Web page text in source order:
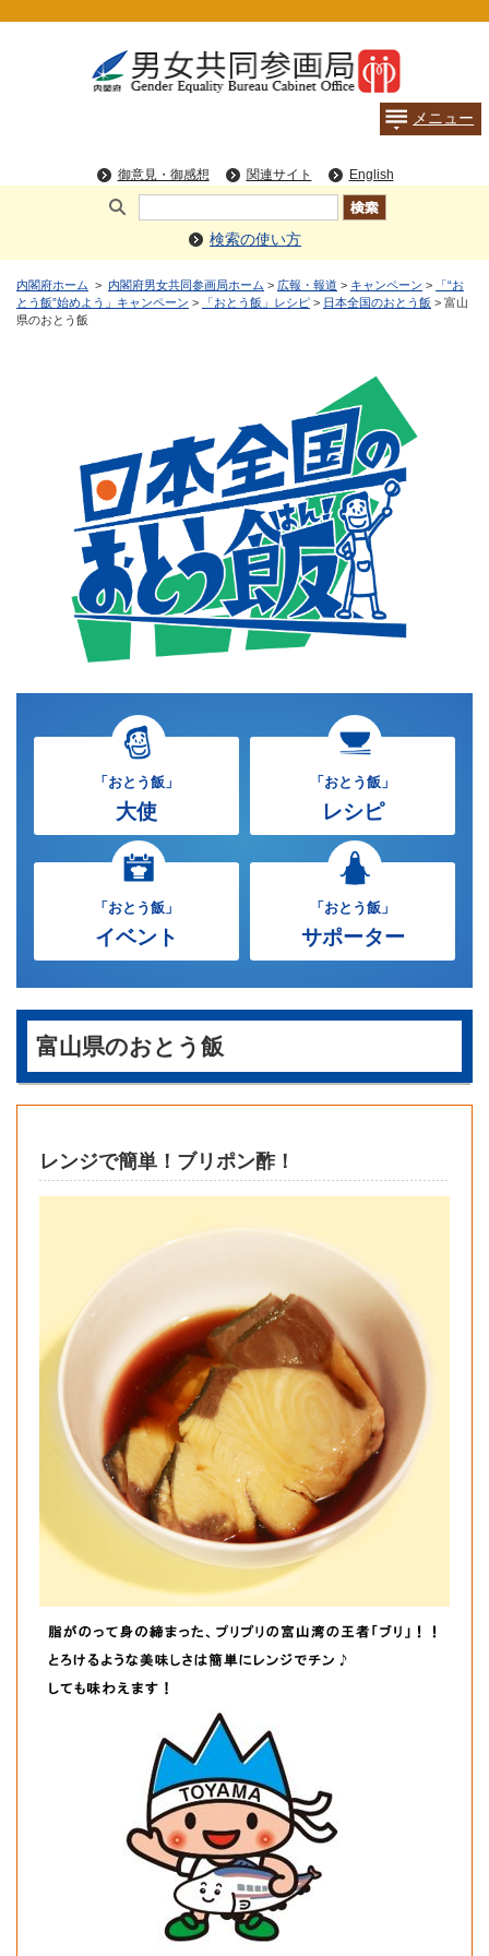
検索の使い方
内閣府ホーム > 内閣府男女共同参画局ホーム > 広報・報道 > キャンペーン >
「“お
とう飯”始めよう」キャンペーン > 「おとう飯」レシピ > 日本全国のおとう飯 > 富山
県のおとう飯
「おとう飯」
大使
「おとう飯」
レシピ
「おとう飯」
イベント
「おとう飯」
サポーター
富山県のおとう飯
レンジで簡単！ブリポン酢！